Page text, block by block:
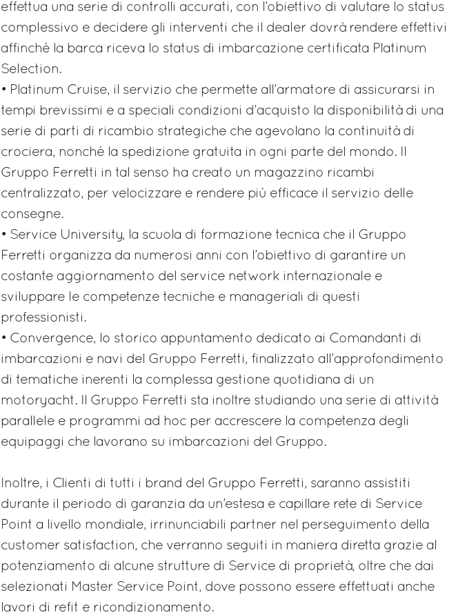
effettua una serie di controlli accurati, con l’obiettivo di valutare lo status
complessivo e decidere gli interventi che il dealer dovrà rendere effettivi
affinché la barca riceva lo status di imbarcazione certificata Platinum
Selection.
• Platinum Cruise, il servizio che permette all’armatore di assicurarsi in
tempi brevissimi e a speciali condizioni d’acquisto la disponibilità di una
serie di parti di ricambio strategiche che agevolano la continuità di
crociera, nonché la spedizione gratuita in ogni parte del mondo. Il
Gruppo Ferretti in tal senso ha creato un magazzino ricambi
centralizzato, per velocizzare e rendere più efficace il servizio delle
consegne.
• Service University, la scuola di formazione tecnica che il Gruppo
Ferretti organizza da numerosi anni con l’obiettivo di garantire un
costante aggiornamento del service network internazionale e
sviluppare le competenze tecniche e manageriali di questi
professionisti.
• Convergence, lo storico appuntamento dedicato ai Comandanti di
imbarcazioni e navi del Gruppo Ferretti, finalizzato all’approfondimento
di tematiche inerenti la complessa gestione quotidiana di un
motoryacht. Il Gruppo Ferretti sta inoltre studiando una serie di attività
parallele e programmi ad hoc per accrescere la competenza degli
equipaggi che lavorano su imbarcazioni del Gruppo.
Inoltre, i Clienti di tutti i brand del Gruppo Ferretti, saranno assistiti
durante il periodo di garanzia da un’estesa e capillare rete di Service
Point a livello mondiale, irrinunciabili partner nel perseguimento della
customer satisfaction, che verranno seguiti in maniera diretta grazie al
potenziamento di alcune strutture di Service di proprietà, oltre che dai
selezionati Master Service Point, dove possono essere effettuati anche
lavori di refit e ricondizionamento.